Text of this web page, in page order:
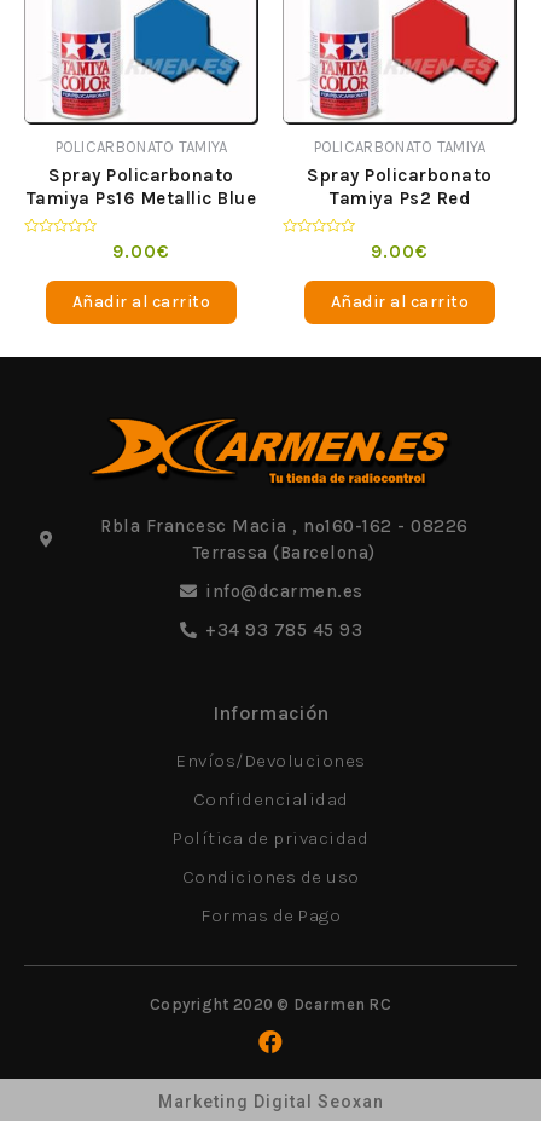
POLICARBONATO TAMIYA
Spray Policarbonato
Tamiya Ps16 Metallic Blue
9.00€
Añadir al carrito
POLICARBONATO TAMIYA
Spray Policarbonato
Tamiya Ps2 Red
9.00€
Añadir al carrito
Rbla Francesc Macia , nº160-162 - 08226
Terrassa (Barcelona)
info@dcarmen.es
+34 93 785 45 93
Información
Envíos/Devoluciones
Confidencialidad
Política de privacidad
Condiciones de uso
Formas de Pago
Copyright 2020 © Dcarmen RC
Marketing Digital Seoxan